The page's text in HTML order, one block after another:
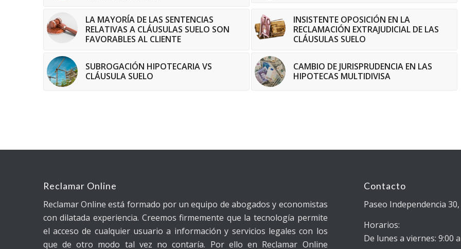
LA MAYORÍA DE LAS SENTENCIAS
RELATIVAS A CLÁUSULAS SUELO SON
FAVORABLES AL CLIENTE
INSISTENTE OPOSICIÓN EN LA
RECLAMACIÓN EXTRAJUDICIAL DE LAS
CLÁUSULAS SUELO
SUBROGACIÓN HIPOTECARIA VS
CLÁUSULA SUELO
CAMBIO DE JURISPRUDENCIA EN LAS
HIPOTECAS MULTIDIVISA
Reclamar Online
Reclamar Online está formado por un equipo de abogados y economistas
con dilatada experiencia. Creemos firmemente que la tecnología permite
el acceso de cualquier usuario a información y servicios legales con los
que de otro modo tal vez no contaría. Por ello en Reclamar Online
Contacto
Paseo Independencia
Horarios:
De lunes a viernes: 9:00